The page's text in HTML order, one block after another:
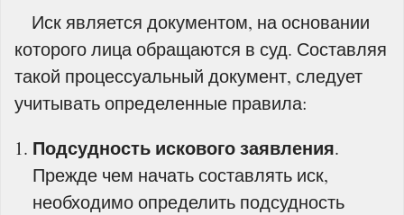
Иск является документом, на основании
которого лица обращаются в суд. Составляя
такой процессуальный документ, следует
учитывать определенные правила:
Подсудность искового заявления.
Прежде чем начать составлять иск,
необходимо определить подсудность